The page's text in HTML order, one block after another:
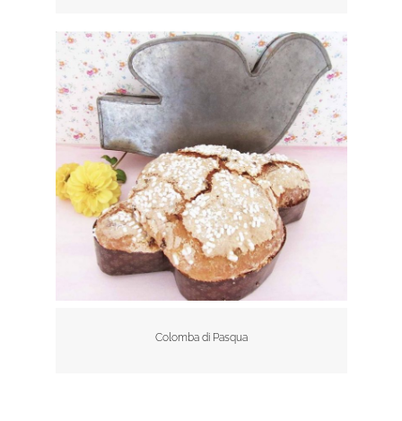
Colomba di Pasqua